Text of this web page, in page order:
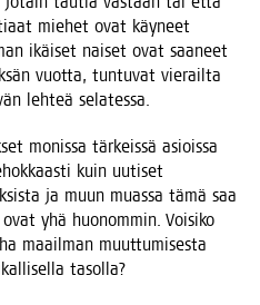
mie­het ovat käy­neet
ikäi­set nai­set ovat saa­neet
vuot­ta, tun­tu­vat vie­rail­ta
leh­teä selatessa.
monis­sa tär­keis­sä asiois­sa
kuin uuti­set
ja muun muas­sa tämä saa
yhä huo­nom­min. Voi­si­ko
maa­il­man muut­tu­mi­ses­ta
tasolla?